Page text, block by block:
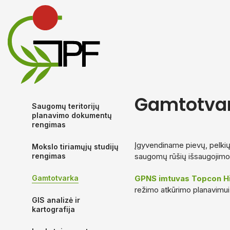
Saugomų teritorijų
planavimo dokumentų
rengimas
Mokslo tiriamųjų studijų
rengimas
Gamtotvarka
GIS analizė ir
kartografija
Įgyvendiname pievų,
saugomų rūšių
GPNS imtuvas Topcon
režimo atkūrimo